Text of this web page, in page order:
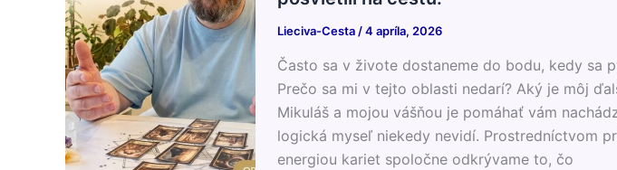
Lieciva-Cesta /4 apríla, 2026
​Často sa v živote dostaneme do bodu, kedy sa
Prečo sa mi v tejto oblasti nedarí? Aký je môj
Mikuláš a mojou vášňou je pomáhať vám
logická myseľ niekedy nevidí. Prostredníctvom
energiou kariet spoločne odkrývame to, čo